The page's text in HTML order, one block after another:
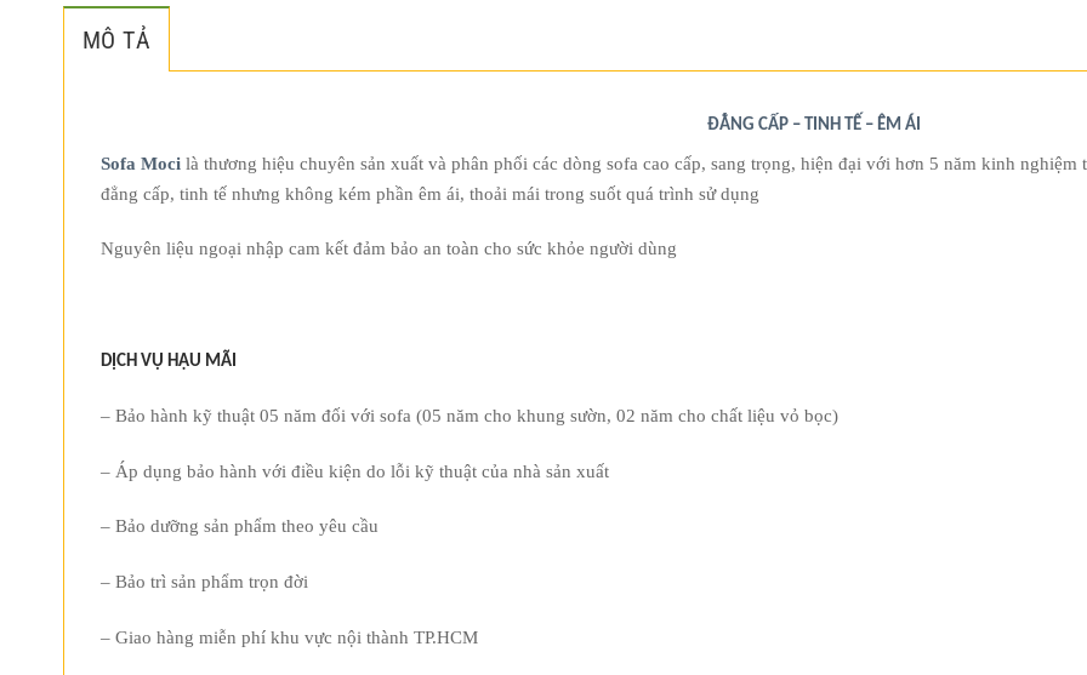
MÔ TẢ
ĐẲNG CẤP – TINH TẾ – ÊM ÁI
Sofa Moci là thương hiệu chuyên sản xuất và phân phối các dòng sofa cao cấp, sang trọng, hiện đại với hơn 5 năm kinh
đẳng cấp, tinh tế nhưng không kém phần êm ái, thoải mái trong suốt quá trình sử dụng
Nguyên liệu ngoại nhập cam kết đảm bảo an toàn cho sức khỏe người dùng
DỊCH VỤ HẬU MÃI
– Bảo hành kỹ thuật 05 năm đối với sofa (05 năm cho khung sườn, 02 năm cho chất liệu vỏ bọc)
– Áp dụng bảo hành với điều kiện do lỗi kỹ thuật của nhà sản xuất
– Bảo dưỡng sản phẩm theo yêu cầu
– Bảo trì sản phẩm trọn đời
– Giao hàng miễn phí khu vực nội thành TP.HCM